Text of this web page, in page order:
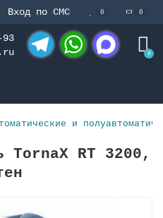
Вход по СМС 0 0
0
и
TornaX RT 3200,